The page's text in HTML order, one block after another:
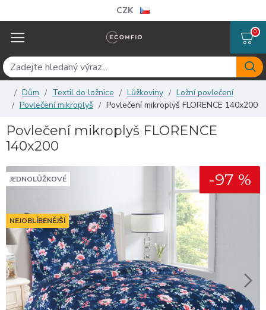
CZK
0
Dům Textil do ložnice Lůžkoviny
Ložní povlečení
Povlečení mikroplyš
Povlečení mikroplyš FLORENCE 140x200
Povlečení mikroplyš FLORENCE
140x200
NEJOBLÍBENĚJŠÍ
JEDNOLŮŽKOVÉ -97 %